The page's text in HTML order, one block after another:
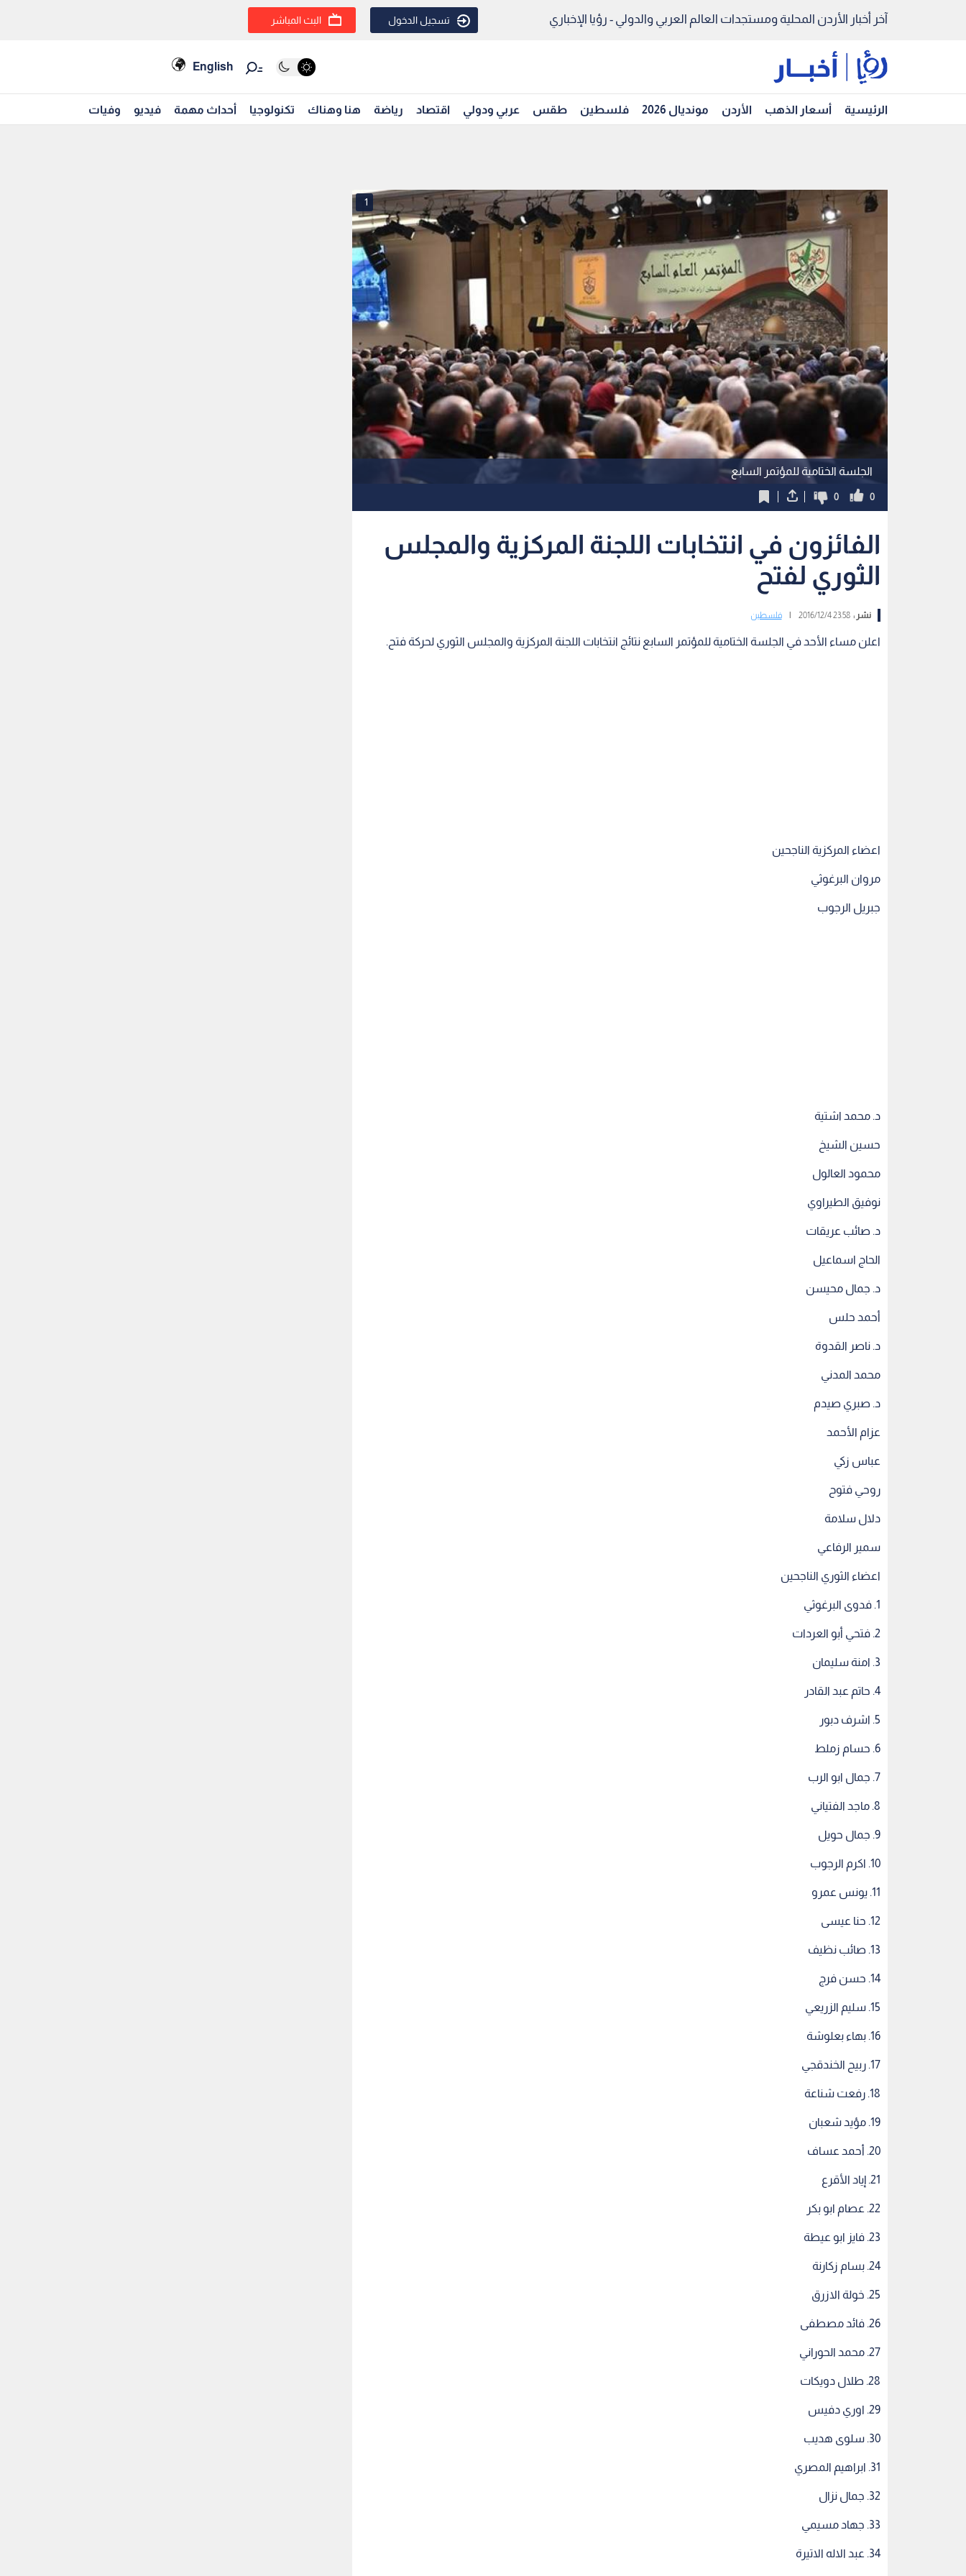
آخر أخبار الأردن المحلية ومستجدات العالم العربي والدولي - رؤيا الإخباري تسجيل الدخول البث المباشر
English
الرئيسية أسعار الذهب الأردن مونديال 2026 فلسطين طقس عربي ودولي اقتصاد رياضة هنا وهناك تكنولوجيا أحداث مهمة فيديو وفيات
الجلسة الختامية للمؤتمر السابع
1
0
0
الفائزون في انتخابات اللجنة المركزية والمجلس
الثوري لفتح
نشر :23:58 2016/12/4 فلسطين
اعلن مساء الأحد في الجلسة الختامية للمؤتمر السابع نتائج انتخابات اللجنة المركزية والمجلس الثوري لحركة فتح.
اعضاء المركزية الناجحين
مروان البرغوثي
جبريل الرجوب
د. محمد اشتية
حسين الشيخ
محمود العالول
نوفيق الطيراوي
د. صائب عريقات
الحاج اسماعيل
د. جمال محيسن
أحمد حلس
د. ناصر القدوة
محمد المدني
د. صبري صيدم
عزام الأحمد
عباس زكي
روحي فتوح
دلال سلامة
سمير الرفاعي
اعضاء الثوري الناجحين
1. فدوى البرغوثي
2. فتحي أبو العردات
3. امنة سليمان
4. حاتم عبد القادر
5. اشرف دبور
6. حسام زملط
7. جمال ابو الرب
8. ماجد الفتياني
9. جمال حويل
10. اكرم الرجوب
11. يونس عمرو
12. حنا عيسى
13. صائب نظيف
14. حسن فرج
15. سليم الزريعي
16. بهاء بعلوشة
17. ربيح الخندقجي
18. رفعت شناعة
19. مؤيد شعبان
20. أحمد عساف
21. إياد الأقرع
22. عصام ابو بكر
23. فايز ابو عيطة
24. بسام زكارنة
25. خولة الازرق
26. فائد مصطفى
27. محمد الحوراني
28. طلال دويكات
29. اوري دفيس
30. سلوى هديب
31. ابراهيم المصري
32. جمال نزال
33. جهاد مسيمي
34. عبد الاله الاتيرة